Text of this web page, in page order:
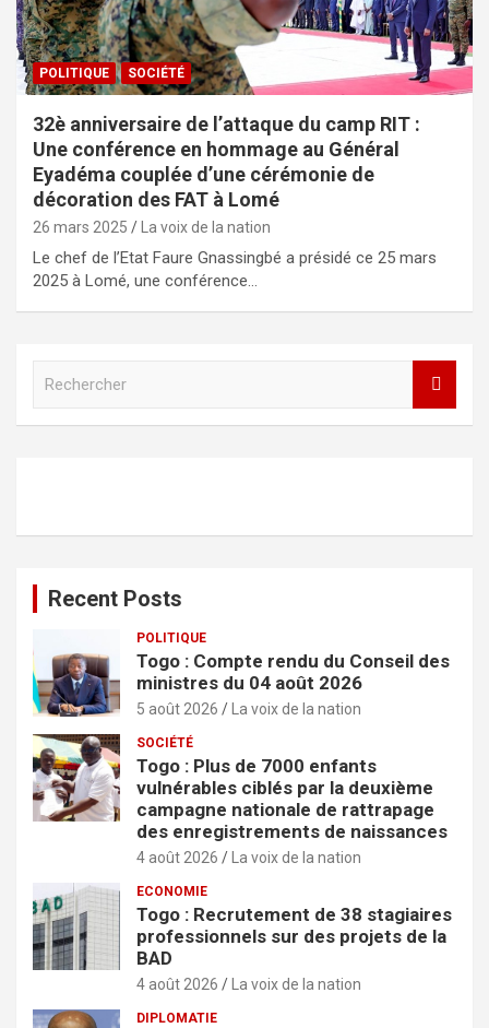
POLITIQUE SOCIÉTÉ
32è anniversaire de l’attaque du camp RIT :
Une conférence en hommage au Général
Eyadéma couplée d’une cérémonie de
décoration des FAT à Lomé
26 mars 2025 La voix de la nation
Le chef de l’Etat Faure Gnassingbé a présidé ce 25 mars
2025 à Lomé, une conférence…
h
Recent Posts
POLITIQUE
Togo : Compte rendu du Conseil des
ministres du 04 août 2026
5 août 2026 La voix de la nation
SOCIÉTÉ
Togo : Plus de 7000 enfants
vulnérables ciblés par la deuxième
campagne nationale de rattrapage
des enregistrements de naissances
4 août 2026 La voix de la nation
ECONOMIE
Togo : Recrutement de 38 stagiaires
professionnels sur des projets de la
BAD
4 août 2026 La voix de la nation
DIPLOMATIE